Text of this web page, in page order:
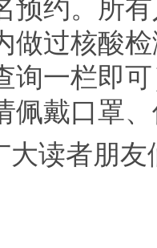
预约。所
做过核酸
询一栏即
佩戴口罩
大读者朋